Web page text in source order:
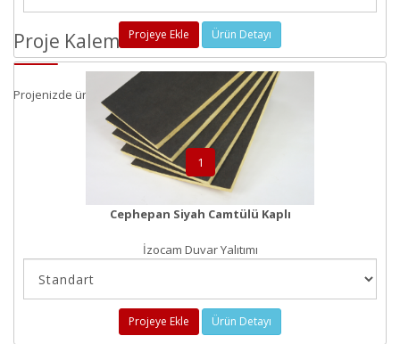
Proje Kalemleri
Projenizde ürün bulunmamaktadır.
1
Projeye Ekle Ürün Detayı
Cephepan Siyah Camtülü Kaplı
İzocam Duvar Yalıtımı
Projeye Ekle Ürün Detayı